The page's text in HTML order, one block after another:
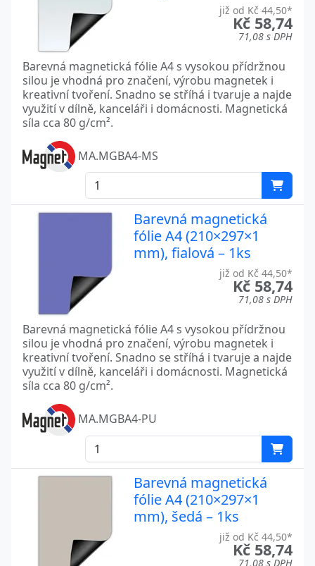
již od Kč 44,50*
Kč 58,74
71,08 s DPH
Barevná magnetická fólie A4 s vysokou přídržnou
silou je vhodná pro značení, výrobu magnetek i
kreativní tvoření. Snadno se stříhá i tvaruje a najde
využití v dílně, kanceláři i domácnosti. Magnetická
síla cca 80 g/cm².
MA.MGBA4-MS
Barevná magnetická
fólie A4 (210×297×1
mm), fialová – 1ks
již od Kč 44,50*
Kč 58,74
71,08 s DPH
Barevná magnetická fólie A4 s vysokou přídržnou
silou je vhodná pro značení, výrobu magnetek i
kreativní tvoření. Snadno se stříhá i tvaruje a najde
využití v dílně, kanceláři i domácnosti. Magnetická
síla cca 80 g/cm².
MA.MGBA4-PU
Barevná magnetická
fólie A4 (210×297×1
mm), šedá – 1ks
již od Kč 44,50*
Kč 58,74
71,08 s DPH